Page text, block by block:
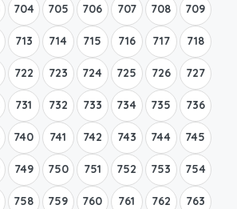
704 705 706 707 708 709
713 714 715 716 717 718
722 723 724 725 726 727
731 732 733 734 735 736
740 741 742 743 744 745
749 750 751 752 753 754
758 759 760 761 762 763